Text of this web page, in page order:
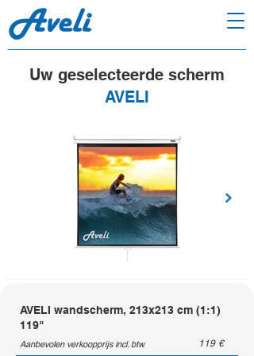
Uw geselecteerde scherm
AVELI
AVELI wandscherm, 213x213 cm (1:1)
119"
Aanbevolen verkoopprijs incl. btw 119 €